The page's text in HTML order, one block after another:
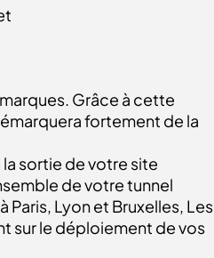
Grâce à cette
fortement de la
sortie de votre site
de votre tunnel
Lyon et Bruxelles, Les
sur le déploiement de vos